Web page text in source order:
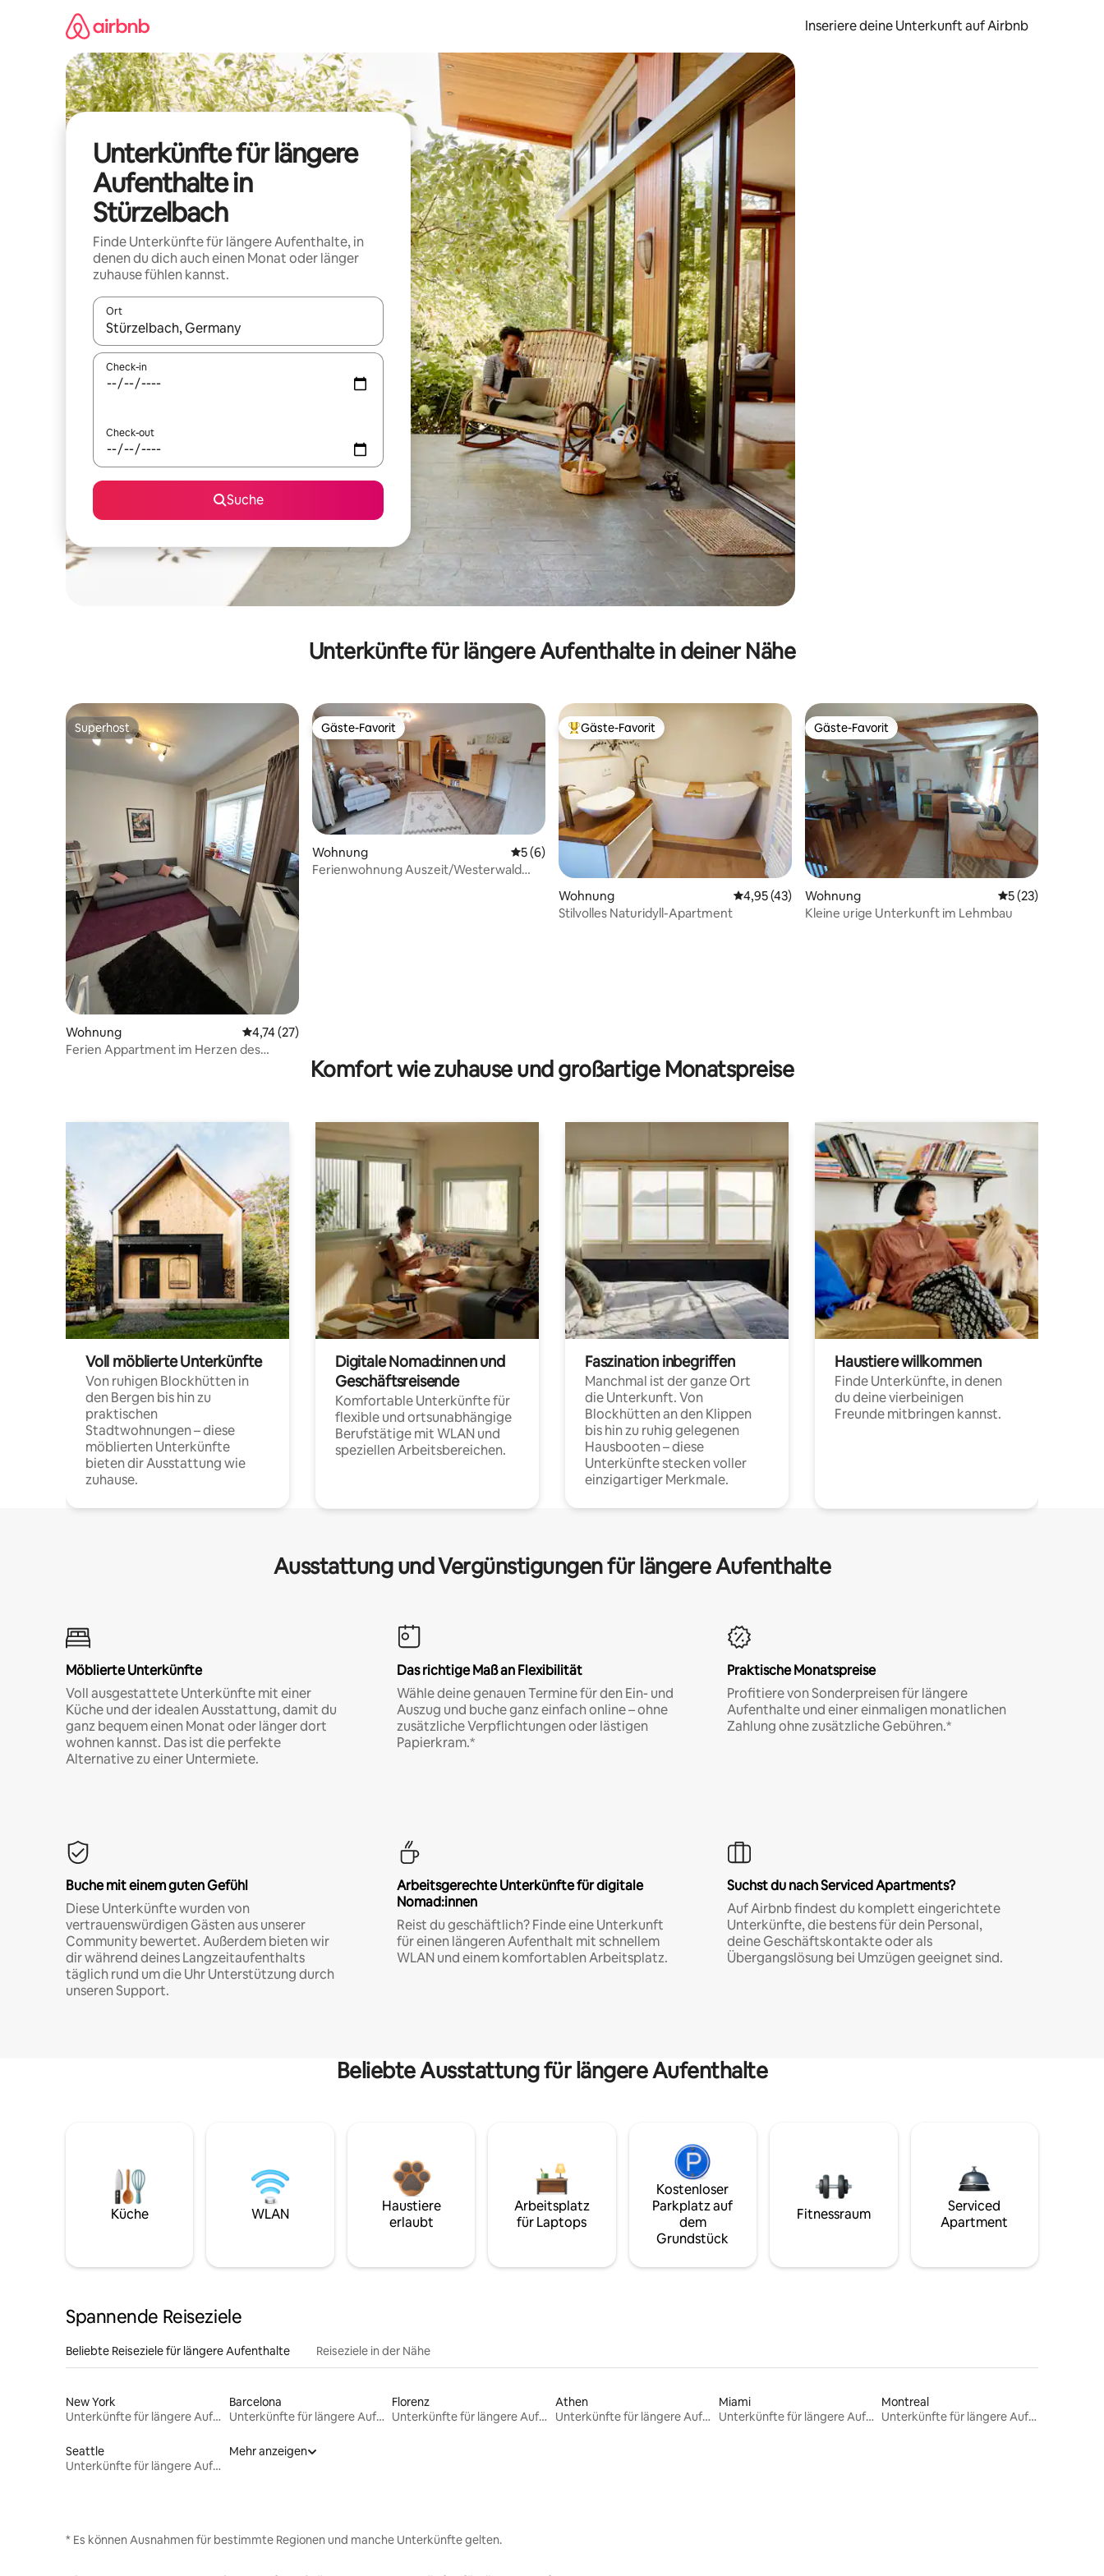
Inseriere deine Unterkunft auf Airbnb
Unterkünfte für längere
Aufenthalte in
Stürzelbach
Finde Unterkünfte für längere Aufenthalte, in
denen du dich auch einen Monat oder länger
zuhause fühlen kannst.
Ort
Wenn Ergebnisse verfügbar sind, navigiere mit den Pfeiltasten nach oben und unten oder erkunde die Ergebnisse durch Berühren oder Wischgesten.
Check-in
Check-out
Suche
Unterkünfte für längere Aufenthalte in deiner Nähe
Superhost
Superhost
Wohnung Durchschnittliche Bewertung: 4,74 von 5, 27 Bewertungen
4,74 (27)
Ferien Appartment im Herzen des
Gäste-Favorit
Gäste-Favorit
Wohnung Durchschnittliche Bewertung: 5 von 5, 6 Bewertungen
5 (6)
Ferienwohnung Auszeit/Westerwald
Beliebter Gäste-Favorit.
Gäste-Favorit
Wohnung Durchschnittliche Bewertung: 4,95 von 5, 43 Bewertungen
4,95 (43)
Stilvolles Naturidyll-Apartment
Gäste-Favorit
Gäste-Favorit
Wohnung Durchschnittliche
5 (23)
Kleine urige Unterkunft im Lehmbau
Komfort wie zuhause und großartige Monatspreise
Voll möblierte Unterkünfte
Von ruhigen Blockhütten in
den Bergen bis hin zu
praktischen
Stadtwohnungen – diese
möblierten Unterkünfte
bieten dir Ausstattung wie
zuhause.
Digitale Nomad:innen und
Geschäftsreisende
Komfortable Unterkünfte für
flexible und ortsunabhängige
Berufstätige mit WLAN und
speziellen Arbeitsbereichen.
Faszination inbegriffen
Manchmal ist der ganze Ort
die Unterkunft. Von
Blockhütten an den Klippen
bis hin zu ruhig gelegenen
Hausbooten – diese
Unterkünfte stecken voller
einzigartiger Merkmale.
Haustiere willkommen
Finde Unterkünfte, in denen
du deine vierbeinigen
Freunde mitbringen kannst.
Ausstattung und Vergünstigungen für längere Aufenthalte
Möblierte Unterkünfte
Voll ausgestattete Unterkünfte mit einer
Küche und der idealen Ausstattung, damit du
ganz bequem einen Monat oder länger dort
wohnen kannst. Das ist die perfekte
Alternative zu einer Untermiete.
Das richtige Maß an Flexibilität
Wähle deine genauen Termine für den Ein- und
Auszug und buche ganz einfach online – ohne
zusätzliche Verpflichtungen oder lästigen
Papierkram.*
Praktische Monatspreise
Profitiere von Sonderpreisen für längere
Aufenthalte und einer einmaligen monatlichen
Zahlung ohne zusätzliche Gebühren.*
Buche mit einem guten Gefühl
Diese Unterkünfte wurden von
vertrauenswürdigen Gästen aus unserer
Community bewertet. Außerdem bieten wir
dir während deines Langzeitaufenthalts
täglich rund um die Uhr Unterstützung durch
unseren Support.
Arbeitsgerechte Unterkünfte für digitale
Nomad:innen
Reist du geschäftlich? Finde eine Unterkunft
für einen längeren Aufenthalt mit schnellem
WLAN und einem komfortablen Arbeitsplatz.
Suchst du nach Serviced Apartments?
Auf Airbnb findest du komplett eingerichtete
Unterkünfte, die bestens für dein Personal,
deine Geschäftskontakte oder als
Übergangslösung bei Umzügen geeignet sind.
Beliebte Ausstattung für längere Aufenthalte
Küche WLAN
Haustiere
erlaubt
Arbeitsplatz
für Laptops
Kostenloser
Parkplatz auf
dem
Grundstück
Fitnessraum
Serviced
Apartment
Spannende Reiseziele
Beliebte Reiseziele für längere Aufenthalte Reiseziele in der Nähe
New York
Unterkünfte für längere Aufenthalte
Barcelona
Unterkünfte für längere Aufenthalte
Florenz
Unterkünfte für längere Aufenthalte
Athen
Unterkünfte für längere Aufenthalte
Miami
Unterkünfte für längere Aufenthalte
Montreal
Unterkünfte für längere Aufenthalte
Seattle
Unterkünfte für längere Aufenthalte
Mehr anzeigen
* Es können Ausnahmen für bestimmte Regionen und manche Unterkünfte gelten.